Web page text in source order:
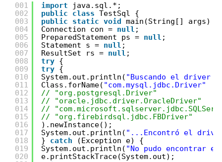
001
002
003
004
005
006
007
008
009
010
011
012
013
014
015
016
017
018
019
020
import
java.sql.*;
public
class TestSql {
public
static void main(String[] args) {
Connection con = null ;
PreparedStatement ps = null ;
Statement s = null ;
ResultSet rs = null ;
try {
try {
System.out.println( "Buscando el driver
Class.forName( "com.mysql.jdbc.Driver"
// "org.postgresql.Driver"
// "oracle.jdbc.driver.OracleDriver"
//
// "org.firebirdsql.jdbc.FBDriver"
).newInstance();
System.out.println( "...Encontró el driver
} catch
(Exception e) {
System.out.println( "No pudo encontrar
e.printStackTrace(System.out);